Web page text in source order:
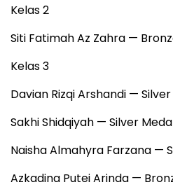
Kelas 2
Siti Fatimah Az Zahra —
Kelas 3
Davian Rizqi Arshandi —
Sakhi Shidqiyah — Silver
Naisha Almahyra Farzana —
Azkadina Putei Arinda —